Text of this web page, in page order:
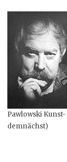
Pawlowski
demnächst)